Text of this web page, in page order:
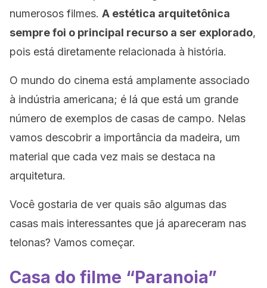
numerosos filmes. A estética arquitetônica
sempre foi o principal recurso a ser explorado,
pois está diretamente relacionada à história.
O mundo do cinema está amplamente associado
à indústria americana; é lá que está um grande
número de exemplos de casas de campo. Nelas
vamos descobrir a importância da madeira, um
material que cada vez mais se destaca na
arquitetura.
Você gostaria de ver quais são algumas das
casas mais interessantes que já apareceram nas
telonas? Vamos começar.
Casa do filme “Paranoia”